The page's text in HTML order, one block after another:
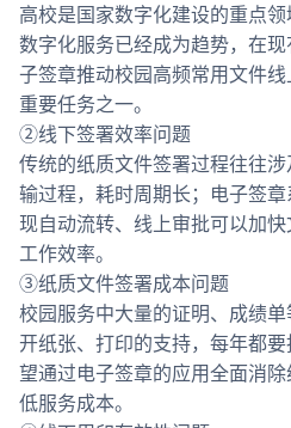
高校是国家数字化建设的重点领
数字化服务已经成为趋势，在
子签章推动校园高频常用文件
重要任务之一。
②线下签署效率问题
传统的纸质文件签署过程往往
输过程，耗时周期长；电子签
现自动流转、线上审批可以加
工作效率。
③纸质文件签署成本问题
校园服务中大量的证明、成绩
开纸张、打印的支持，每年都
望通过电子签章的应用全面消
低服务成本。